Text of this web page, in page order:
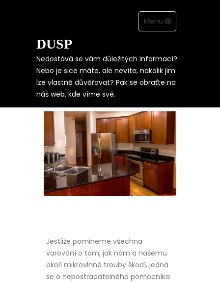
Toggle
navigation
Menu
DUSP
Nedostává se vám důležitých informací?
Nebo je sice máte, ale nevíte, nakolik jim
lze vlastně důvěřovat? Pak se obraťte na
náš web, kde víme své.
MIKROVLNNÁ
TROUBA
Jestliže pomineme všechna
varování o tom, jak nám a našemu
okolí mikrovlnné trouby škodí, jedná
se o nepostradatelného pomocníka